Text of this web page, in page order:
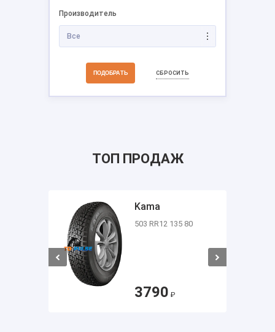
Производитель
Все
СБРОСИТЬ
ТОП ПРОДАЖ
Kama
503 RR12 135 80
3790 ₽